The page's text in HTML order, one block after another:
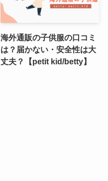
海外通販の子供服の口コミ
は？届かない・安全性は大
丈夫？【petit kid/betty】